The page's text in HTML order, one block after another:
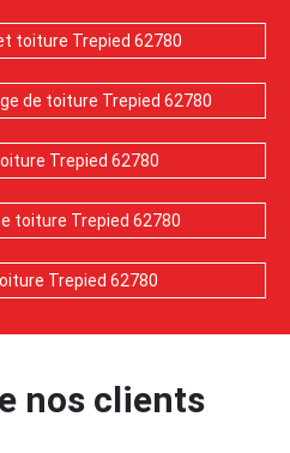
toiture Trepied 62780
de toiture Trepied 62780
Trepied 62780
toiture Trepied 62780
Trepied 62780
nos clients